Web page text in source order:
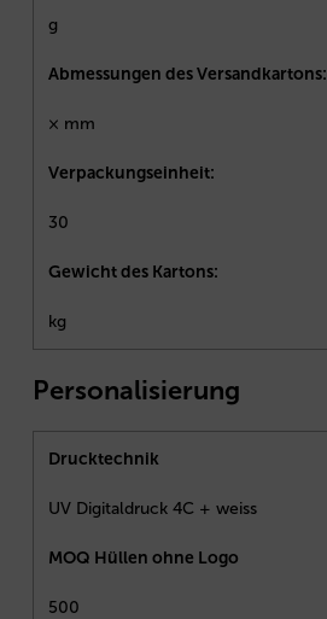
g
Abmessungen des Versandkartons:
× mm
Verpackungseinheit:
30
Gewicht des Kartons:
kg
Personalisierung
Drucktechnik
UV Digitaldruck 4C + weiss
MOQ Hüllen ohne Logo
500